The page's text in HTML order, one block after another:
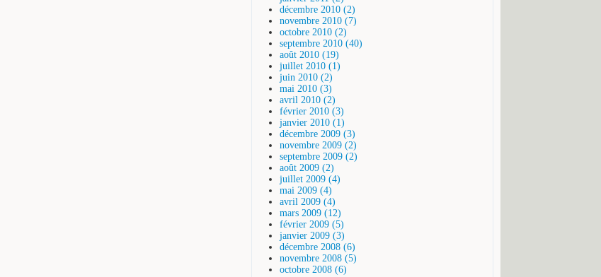
décembre 2010 (2)
novembre 2010 (7)
octobre 2010 (2)
septembre 2010 (40)
août 2010 (19)
juillet 2010 (1)
juin 2010 (2)
mai 2010 (3)
avril 2010 (2)
février 2010 (3)
janvier 2010 (1)
décembre 2009 (3)
novembre 2009 (2)
septembre 2009 (2)
août 2009 (2)
juillet 2009 (4)
mai 2009 (4)
avril 2009 (4)
mars 2009 (12)
février 2009 (5)
janvier 2009 (3)
décembre 2008 (6)
novembre 2008 (5)
octobre 2008 (6)